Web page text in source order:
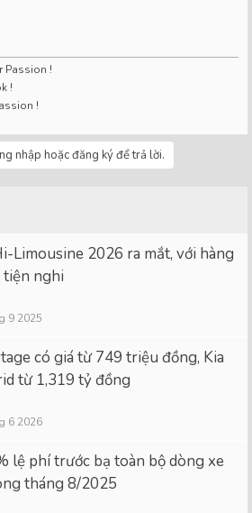
Passion !
!
!
nhập hoặc đăng ký để trả lời.
Limousine 2026 ra mắt, với hàng
tiện nghi
9 2025
có giá từ 749 triệu đồng, Kia
từ 1,319 tỷ đồng
6 2026
lệ phí trước bạ toàn bộ dòng xe
tháng 8/2025